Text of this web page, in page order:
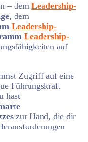
– dem Leadership-
, dem
Leadership-
Leadership-
auf
Zugriff auf eine
Führungskraft
hast
zur Hand, die dir